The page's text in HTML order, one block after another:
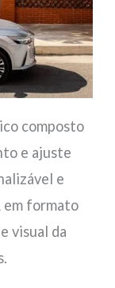
composto
e ajuste
e
em formato
visual da